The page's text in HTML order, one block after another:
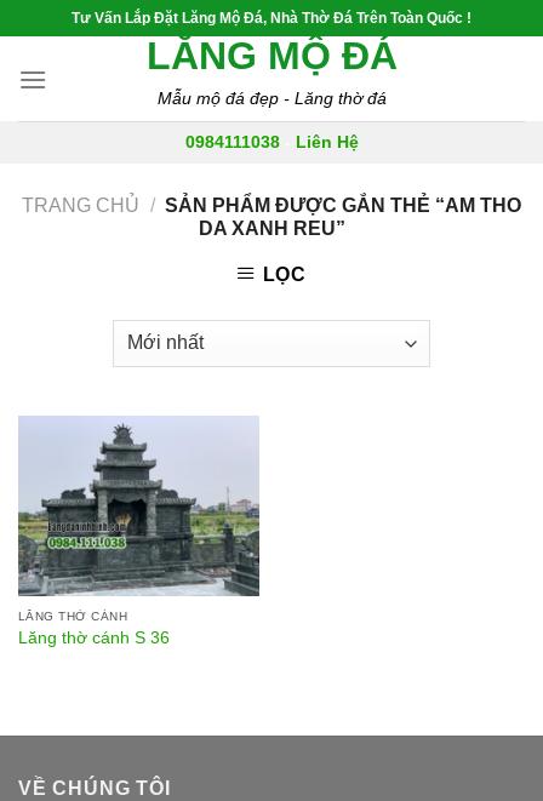
content
Tư Vấn Lắp Đặt Lăng Mộ Đá, Nhà Thờ Đá Trên Toàn Quốc !
LĂNG MỘ ĐÁ
Mẫu mộ đá đẹp - Lăng thờ đá
0984111038- Liên Hệ
TRANG CHỦ / SẢN PHẨM ĐƯỢC GẮN THẺ “AM THO
DA XANH REU”
LỌC
LĂNG THỜ CÁNH
Lăng thờ cánh S 36
VỀ CHÚNG TÔI